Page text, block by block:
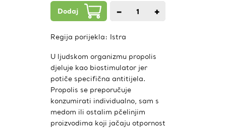
Dodaj − 1 +
Regija porijekla: Istra
U ljudskom organizmu propolis
djeluje kao biostimulator jer
potiče specifična antitijela.
Propolis se preporučuje
konzumirati individualno, sam s
medom ili ostalim pčelinjim
proizvodima koji jačaju otpornost